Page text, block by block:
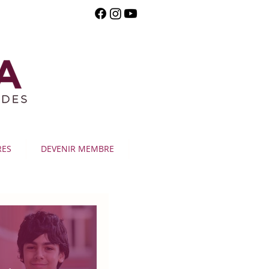
DEVENIR MEMBRE
Publication en vedette